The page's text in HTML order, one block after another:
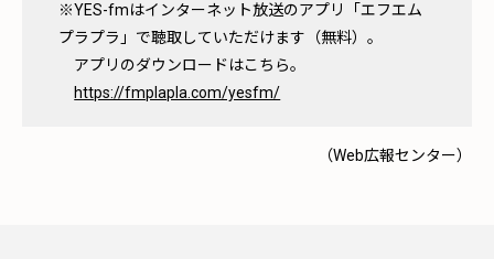
※YES-fmはインターネット放送のアプリ「エフエム
プラプラ」で聴取していただけます（無料）。
アプリのダウンロードはこちら。
https://fmplapla.com/yesfm/
（Web広報センター）